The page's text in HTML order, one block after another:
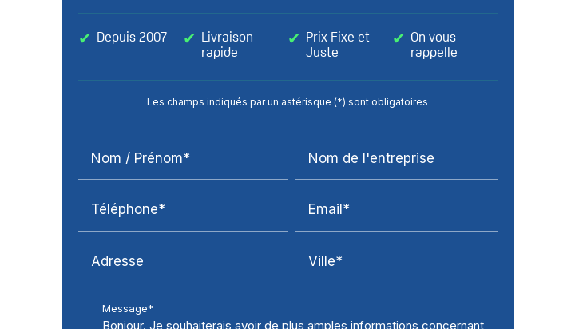
Depuis 2007
Livraison
rapide
Prix Fixe et
Juste
On vous
rappelle
Les champs indiqués par un astérisque (*) sont obligatoires
Nom / Prénom* Nom de l'entreprise
Téléphone* Email*
Adresse Ville*
Message*